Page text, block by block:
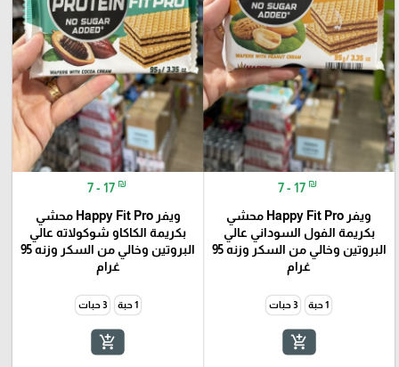
7 - 17 ₪
ويفر Happy Fit Pro محشي
بكريمة الفول السوداني عالي
البروتين وخالي من السكر وزنه 95
غرام
1 حبة 3 حبات
add_shopping_cart
7 - 17 ₪
ويفر Happy Fit Pro محشي
بكريمة الكاكاو شوكولاته عالي
البروتين وخالي من السكر وزنه 95
غرام
1 حبة 3 حبات
add_shopping_cart